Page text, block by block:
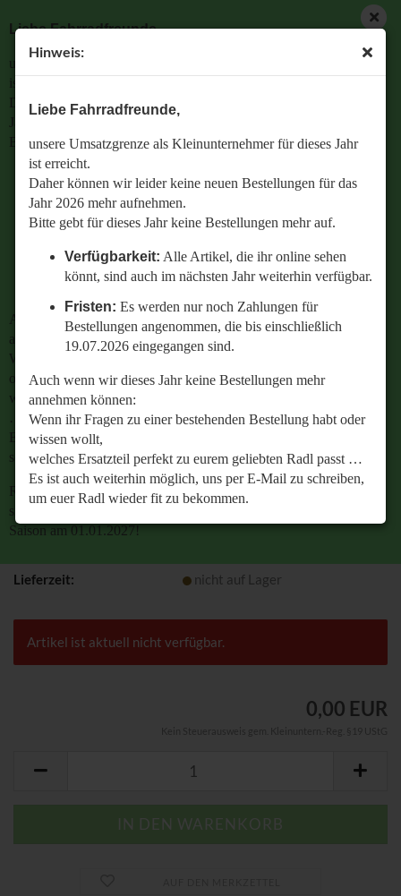
Hinweis:
Liebe Fahrradfreunde,
unsere Umsatzgrenze als Kleinunternehmer für dieses Jahr
ist erreicht.
Daher können wir leider keine neuen Bestellungen für das
Jahr 2026 mehr aufnehmen.
Bitte gebt für dieses Jahr keine Bestellungen mehr auf.
Verfügbarkeit: Alle Artikel, die ihr online sehen
könnt, sind auch im nächsten Jahr weiterhin verfügbar.
Fristen: Es werden nur noch Zahlungen für
Bestellungen angenommen, die bis einschließlich
19.07.2026 eingegangen sind.
Auch wenn wir dieses Jahr keine Bestellungen mehr
annehmen können:
Wenn ihr Fragen zu einer bestehenden Bestellung habt oder
wissen wollt,
welches Ersatzteil perfekt zu eurem geliebten Radl passt …
Es ist auch weiterhin möglich, uns per E-Mail zu schreiben,
um euer Radl wieder fit zu bekommen.
Retrobike wünscht euch eine gesunde Radlzeit und freut
Saison am 01.01.2027!
Liebe Fahrradfreunde,
unsere Umsatzgrenze als Kleinunternehmer für dieses Jahr
ist erreicht.
Daher können wir leider keine neuen Bestellungen für das
Jahr 2026 mehr aufnehmen.
Bitte gebt für dieses Jahr keine Bestellungen mehr auf.
Verfügbarkeit: Alle Artikel, die ihr online sehen
könnt, sind auch im nächsten Jahr weiterhin
verfügbar.
Bestellungen angenommen, die bis einschließlich
19.07.2026 eingegangen sind.
Auch wenn wir dieses Jahr keine Bestellungen mehr
annehmen können:
Wenn ihr Fragen zu einer bestehenden Bestellung habt
oder wissen wollt,
welches Ersatzteil perfekt zu eurem geliebten Radl passt
…
Es ist auch weiterhin möglich, uns per E-Mail zu
schreiben, um euer Radl wieder fit zu bekommen.
Retrobike wünscht euch eine gesunde Radlzeit und freut
sich schon jetzt auf den gemeinsamen Start in die neue
Saison am 01.01.2027!
« Erster « zurück weiter »
Letzter »
Artikel in dieser Kategorie
Lieferzeit:
nicht auf Lager
Artikel ist aktuell nicht verfügbar.
0,00 EUR